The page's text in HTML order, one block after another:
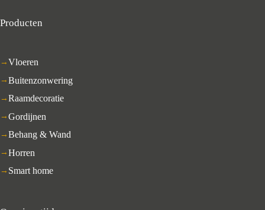
Producten
Vloeren
Buitenzonwering
Raamdecoratie
Gordijnen
Behang & Wand
Horren
Smart home